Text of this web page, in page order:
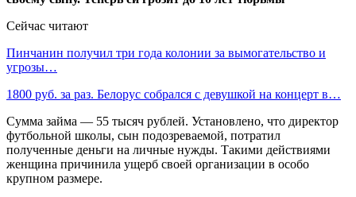
Сейчас читают
Пинчанин получил три года колонии за вымогательство и
угрозы…
1800 руб. за раз. Белорус собрался с девушкой на концерт в…
Сумма займа — 55 тысяч рублей. Установлено, что директор
футбольной школы, сын подозреваемой, потратил
полученные деньги на личные нужды. Такими действиями
женщина причинила ущерб своей организации в особо
крупном размере.